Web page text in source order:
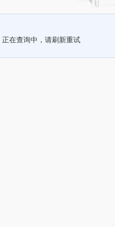
正在查询中，请刷新重试